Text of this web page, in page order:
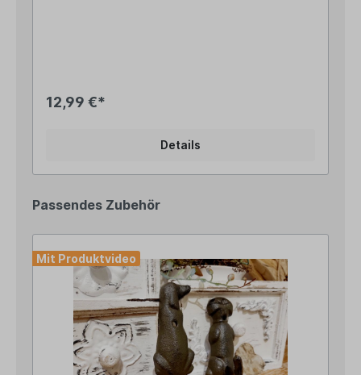
Komplettieren des Familienbildes, in wunderschön
Produktsicherheit: Hersteller: Ferrum Art Design
GmbH & Co.KG, Mariakirchener Str. 19, DE –
12,99 €*
Details
Passendes Zubehör
Mit Produktvideo